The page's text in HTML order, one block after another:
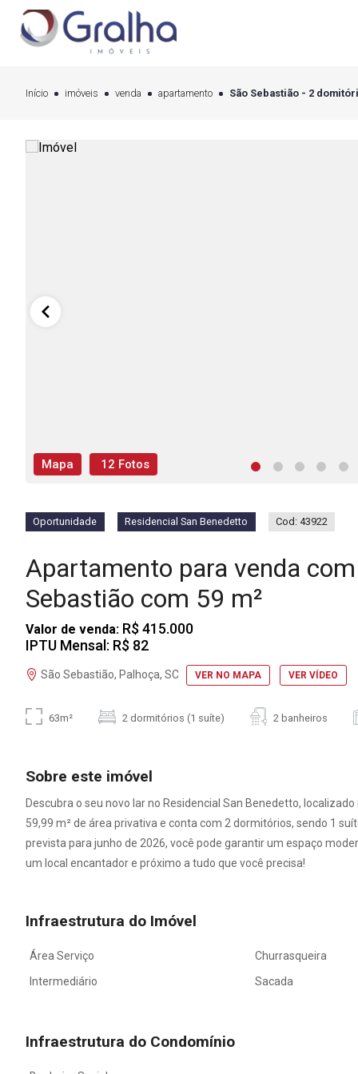
Início imóveis venda apartamento São Sebastião - 2
Mapa 12 Fotos
Oportunidade Residencial San Benedetto Cod: 43922
Apartamento para venda
Sebastião com 59 m²
Valor de venda: R$ 415.000
IPTU Mensal: R$ 82
São Sebastião, Palhoça, SC VER NO MAPA VER VÍDEO
63m² 2 dormitórios (1 suíte) 2 banheiros
Sobre este imóvel
Descubra o seu novo lar no Residencial San Benedetto,
59,99 m² de área privativa e conta com 2 dormitórios, sendo 1
prevista para junho de 2026, você pode garantir um espaço
um local encantador e próximo a tudo que você precisa!
Infraestrutura do Imóvel
Área Serviço Churrasqueira
Intermediário
Sacada
Infraestrutura do Condomínio